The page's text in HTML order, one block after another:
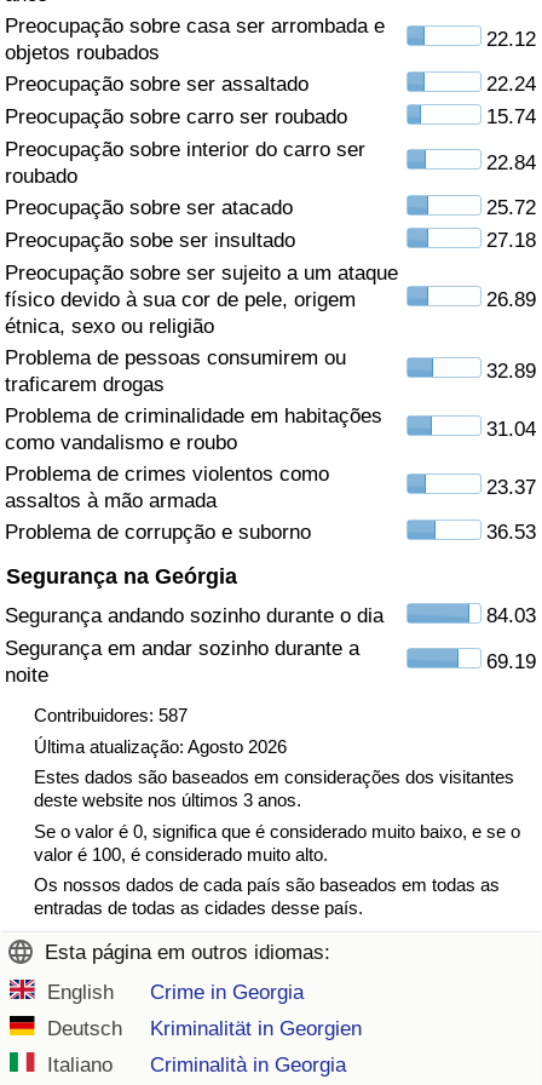
Preocupação sobre casa ser arrombada e
objetos roubados
22.12
Preocupação sobre ser assaltado
22.24
Preocupação sobre carro ser roubado
15.74
Preocupação sobre interior do carro ser
roubado
22.84
Preocupação sobre ser atacado
25.72
Preocupação sobe ser insultado
27.18
Preocupação sobre ser sujeito a um ataque
físico devido à sua cor de pele, origem
étnica, sexo ou religião
26.89
Problema de pessoas consumirem ou
traficarem drogas
32.89
Problema de criminalidade em habitações
como vandalismo e roubo
31.04
Problema de crimes violentos como
assaltos à mão armada
23.37
Problema de corrupção e suborno
36.53
Segurança na Geórgia
Segurança andando sozinho durante o dia
84.03
Segurança em andar sozinho durante a
noite
69.19
Contribuidores: 587
Última atualização: Agosto 2026
Estes dados são baseados em considerações dos visitantes
deste website nos últimos 3 anos.
Se o valor é 0, significa que é considerado muito baixo, e se o
valor é 100, é considerado muito alto.
Os nossos dados de cada país são baseados em todas as
entradas de todas as cidades desse país.
Esta página em outros idiomas:
English
Crime in Georgia
Deutsch
Kriminalität in Georgien
Italiano
Criminalità in Georgia
Saúde
Indicador de Saúde (Atual)
Indicador de Saúde
Indicador de Saúde por País
Poluição
Indicador de Poluição (Atual)
Índice de poluição
Indicador de Poluição por País
Trânsito
Indicador de Trânsito (Atual)
Indicador de Trânsito por País